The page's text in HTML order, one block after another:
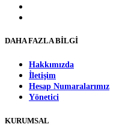
DAHA FAZLA BİLGİ
Hakkımızda
İletişim
Hesap Numaralarımız
Yönetici
KURUMSAL